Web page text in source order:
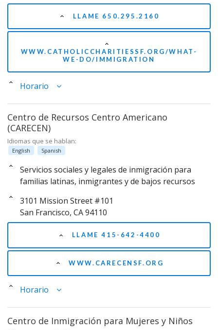
LLAME 650.295.2160
WWW.CATHOLICCHARITIESSF.ORG/WHAT-
WE-DO/IMMIGRATION
Horario
Centro de Recursos Centro Americano
(CARECEN)
Idiomas que se hablan:
English Spanish
Servicios sociales y legales de inmigración para
familias latinas, inmigrantes y de bajos recursos
3101 Mission Street #101
San Francisco, CA 94110
LLAME 415-642-4400
WWW.CARECENSF.ORG
Horario
Centro de Inmigración para Mujeres y Niños